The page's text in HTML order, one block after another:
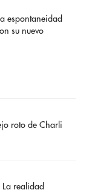
espontaneidad
su nuevo
roto de Charli
La realidad